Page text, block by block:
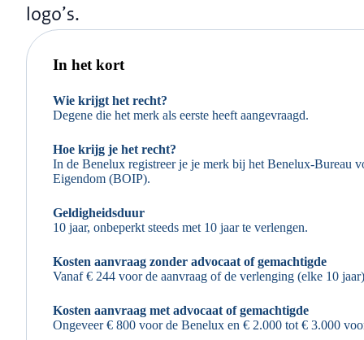
logo’s.
In het kort
Wie krijgt het recht?
Degene die het merk als eerste heeft aangevraagd.
Hoe krijg je het recht?
In de Benelux registreer je je merk bij het Benelux-Bureau
Eigendom (BOIP).
Geldigheidsduur
10 jaar, onbeperkt steeds met 10 jaar te verlengen.
Kosten aanvraag zonder advocaat of gemachtigde
Vanaf € 244 voor de aanvraag of de verlenging (elke 10
Kosten aanvraag met advocaat of gemachtigde
Ongeveer € 800 voor de Benelux en € 2.000 tot € 3.000